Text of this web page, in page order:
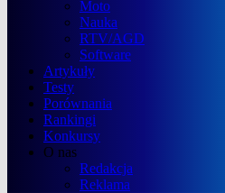
Moto
Nauka
RTV/AGD
Software
Artykuły
Testy
Porównania
Rankingi
Konkursy
O nas
Redakcja
Reklama